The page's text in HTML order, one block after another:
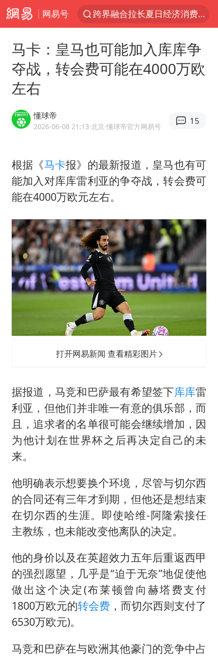
网易号
跨界融合拉长夏日经济消费链条
白海豚预计将在浙江苍南到三门一带登陆
上海有出现龙卷潜势
王艺迪2-4不敌张本美和止步4强
“白海豚”来了！第一批飞机已绑好
白海豚5次眼壁置换
王艺迪无缘横滨赛决赛
杭州部分地铁高架段临时停运
2025年小学教师减少13.19万
武契奇会见泽连斯基有何意图
上海大部迎大暴雨
《龙餐馆》 冲奖
“伊斯兰版北约”出现
马卡：皇马也可能加入库库争
夺战，转会费可能在4000万欧
左右
懂球帝
2026-06-08 21:13·北京·懂球帝官方网易号
15
根据《马卡报》的最新报道，皇马也有可
能加入对库库雷利亚的争夺战，转会费可
能在4000万欧元左右。
打开网易新闻 查看精彩图片
据报道，马竞和巴萨最有希望签下库库雷
利亚，但他们并非唯一有意的俱乐部，而
且，追求者的名单很可能会继续增加，因
为他计划在世界杯之后再决定自己的未
来。
他明确表示想要换个环境，尽管与切尔西
的合同还有三年才到期，但他还是想结束
在切尔西的生涯。即使哈维-阿隆索接任
主教练，也未能改变他离队的决定。
他的身价以及在英超效力五年后重返西甲
的强烈愿望，几乎是“迫于无奈”地促使他
做出这个决定(布莱顿曾向赫塔费支付
1800万欧元的转会费 ，而切尔西则支付了
6530万欧元)。
马竞和巴萨在与欧洲其他豪门的竞争中占